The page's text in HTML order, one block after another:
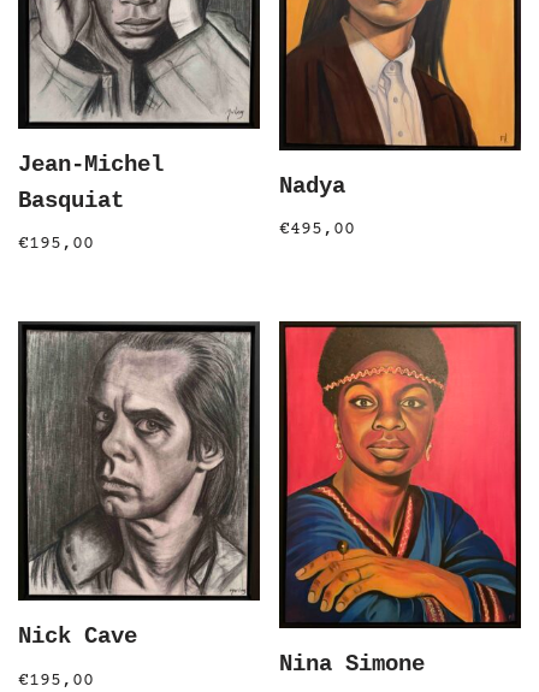
Jean-Michel
Basquiat
€195,00
Nadya
€495,00
Nick Cave
€195,00
Nina Simone